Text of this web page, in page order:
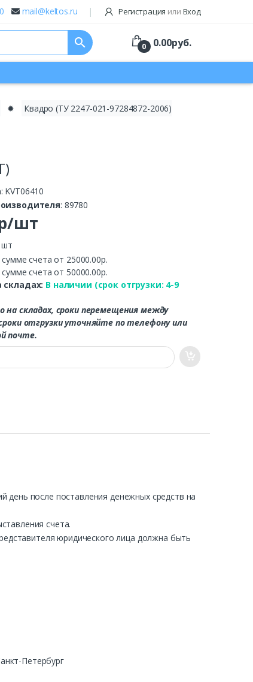
mail@keltos.ru Регистрация или Вход
search 0 0.00руб.
✹
Квадро (ТУ 2247-021-97284872-2006)
: KVT06410
: 89780
шт
счета от 25000.00р.
счета от 50000.00р.
складах: В наличии (срок отгрузки: 4-9
на складах, сроки перемещения между
отгрузки уточняйте по телефону или
почте.
день после поставления денежных средств на
счета.
юридического лица должна быть
Петербург